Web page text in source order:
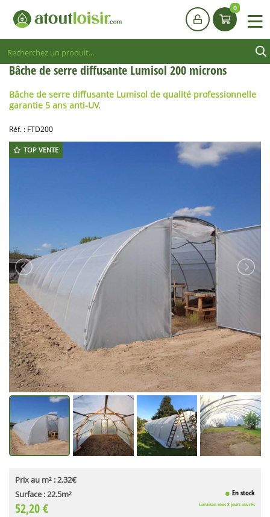
Bâche de serre diffusante Lumisol 200 microns
Bâche de serre diffusante Lumisol de qualité professionnelle
garantie 5 ans anti-UV.
Réf. : FTD200
TOP VENTE
Prix au m² :2.32€
Surface :22.5m²
52,20 €
En stock
Livraison sous 8 jours ouvrés
0